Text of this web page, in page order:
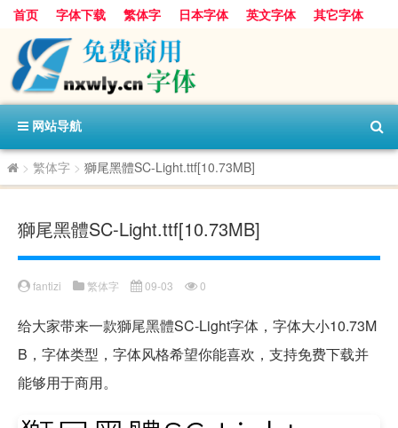
首页 字体下载 繁体字 日本字体 英文字体
其它字体
阿里巴巴字体
字体分类
网站导航
> 繁体字 > 獅尾黑體SC-Light.ttf[10.73MB]
獅尾黑體SC-Light.ttf[10.73MB]
fantizi 繁体字 09-03 0
给大家带来一款獅尾黑體SC-Light字体，字体大小10.73M
B，字体类型，字体风格希望你能喜欢，支持免费下载并
能够用于商用。